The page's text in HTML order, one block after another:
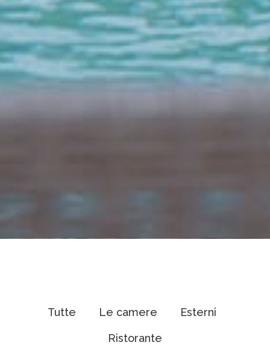
Tutte Le camere Esterni
Ristorante